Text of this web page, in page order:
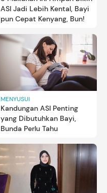
ASI Jadi Lebih Kental, Bayi
pun Cepat Kenyang, Bun!
MENYUSUI
Kandungan ASI Penting
yang Dibutuhkan Bayi,
Bunda Perlu Tahu